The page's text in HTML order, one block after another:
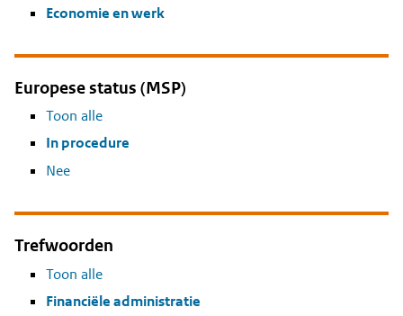
Economie en werk
Europese status (MSP)
Toon alle
In procedure
Nee
Trefwoorden
Toon alle
Financiële administratie